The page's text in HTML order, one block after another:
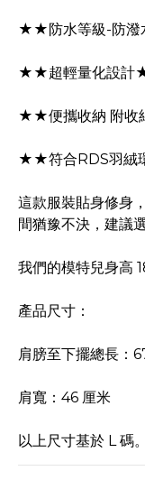
★★防水等級-防
★★超輕量化設
★★便攜收納 附
★★符合RDS羽絨
這款服裝貼身修身
間猶豫不決，建議
我們的模特兒身高
產品尺寸：
肩膀至下擺總長：
肩寬：46 厘米
以上尺寸基於 L 碼。